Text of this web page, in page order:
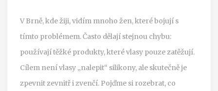
V Brně, kde žiji, vidím mnoho žen, které bojují s
tímto problémem. Často dělají stejnou chybu:
používají těžké produkty, které vlasy pouze zatěžují.
Cílem není vlasy „nalepit“ silikony, ale skutečně je
zpevnit zevnitř i zvenčí. Pojďme si rozebrat, co